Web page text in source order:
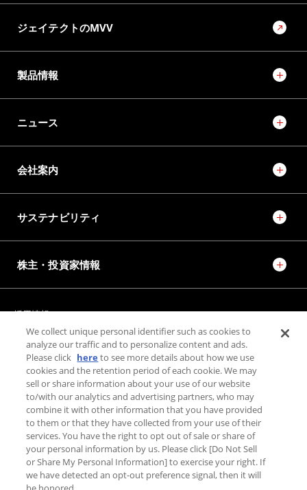
ジェイテクトのMVV
製品情報
ニュース
会社案内
サステナビリティ
株主・投資家情報
採用情報 JTEKT STORIES
JTEKT SPORTS
JTEKT ENGINEERING JOURNAL
施設紹介
お問い合わせ
個人情報保護方針
利用規約
利用者情報の外部送信について
We collect unique personal identifier such as cookies to
analyze our traffic and to personalize content and ads.
Please click here to see more details about how we use
cookies and the retention period of each cookie. We may
sell or share information about your use of our website
to/with our analytics and advertising partners, who may
combine it with other information that you have provided
to them or that they have collected from your use of their
services. You have the right to opt out of sale or share of
your personal information by us. Please click [Do Not Sell
or Share My Personal Information] to exercise your right. If
we have detected an opt-out preference signal, then it will